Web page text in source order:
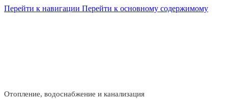
Перейти к навигации Перейти к основному содержимому
Отопление, водоснабжение и канализация